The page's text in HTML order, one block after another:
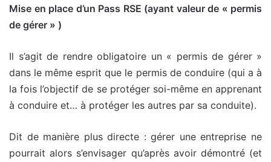
Mise en place d’un Pass RSE (ayant valeur de « permis
de gérer » )
Il s’agit de rendre obligatoire un « permis de gérer »
dans le même esprit que le permis de conduire (qui a à
la fois l’objectif de se protéger soi-même en apprenant
à conduire et… à protéger les autres par sa conduite).
Dit de manière plus directe : gérer une entreprise ne
pourrait alors s’envisager qu’après avoir démontré (et